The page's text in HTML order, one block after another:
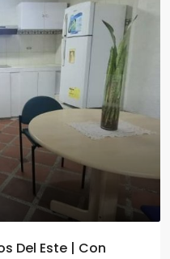
Del Este | Con